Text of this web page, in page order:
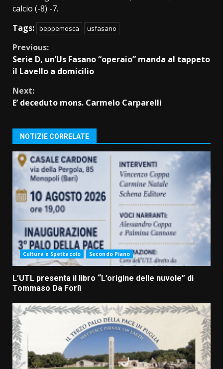
calcio (-8) -7.
Tags: beppemosca usfasano
Continue
Reading
Previous:
Serie D, un’Us Fasano “operaio” manda al tappeto
il Lavello a domicilio
Next:
E’ deceduto mons. Carmelo Carparelli
NOTIZIE CORRELATE
Cultura e Spettacolo Secondo Piano
L’UTL presenta il libro “L’origine delle nuvole” di
Tommaso Da Forlì